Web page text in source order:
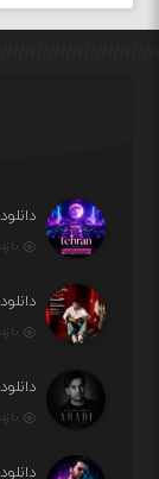
بازدید :
بازدید :
بازدید :